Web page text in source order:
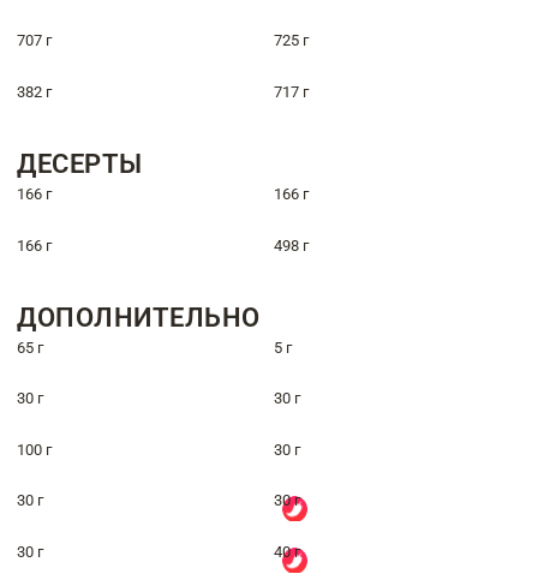
707 г 725 г
382 г 717 г
ДЕСЕРТЫ
166 г 166 г
166 г 498 г
ДОПОЛНИТЕЛЬНО
65 г 5 г
30 г 30 г
100 г 30 г
30 г 30 г
30 г 40 г